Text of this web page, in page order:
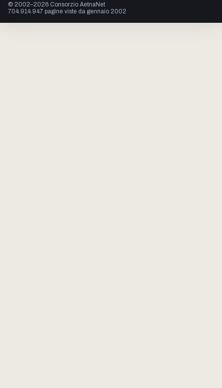
© 2002–2026 Consorzio AetnaNet
704.914.947 pagine viste da gennaio 2002